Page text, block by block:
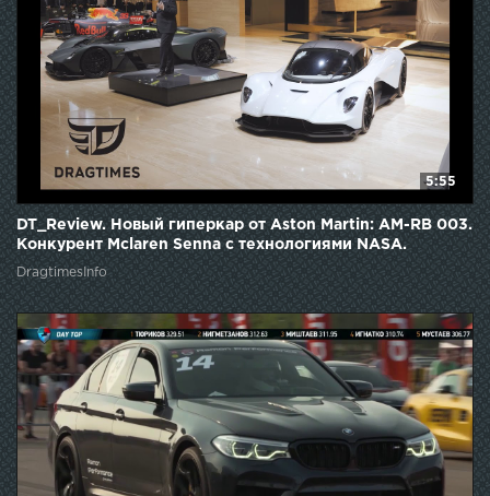
5:55
DT_Review. Новый гиперкар от Aston Martin: AM-RB 003.
Конкурент Mclaren Senna с технологиями NASA.
DragtimesInfo